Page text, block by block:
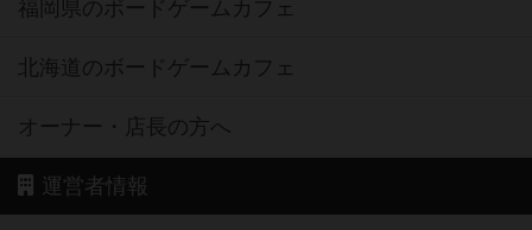
福岡県のボードゲームカフェ
北海道のボードゲームカフェ
オーナー・店長の方へ
運営者情報